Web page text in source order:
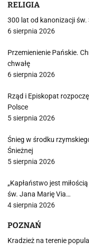
RELIGIA
300 lat od kanonizacji św.
6 sierpnia 2026
Przemienienie Pańskie.
chwałę
6 sierpnia 2026
Rząd i Episkopat
Polsce
5 sierpnia 2026
Śnieg w środku
Śnieżnej
5 sierpnia 2026
„Kapłaństwo jest
św. Jana Marię Via…
4 sierpnia 2026
POZNAŃ
Kradzież na terenie